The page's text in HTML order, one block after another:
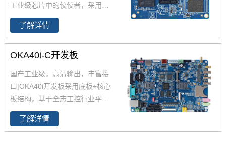
工业级芯片中的佼佼者，采用更
低功耗的4核ARM Cortex-A7架
构,工作温度-40-85℃,是一款高性
能低功耗超高性能CPU主芯片。
飞凌嵌入式深度研究全志A40i芯
A40i工控板、 A40i开发板。
了解详情
OKA40i-C开发板
国产工业级，高清输出，丰富接
口|OKA40i开发板采用底板+核心
板结构，基于全志工控行业平台
级处理器四核Cortex-A7 A40i设
计，主频1.2GHz，集成MAli400
了解详情